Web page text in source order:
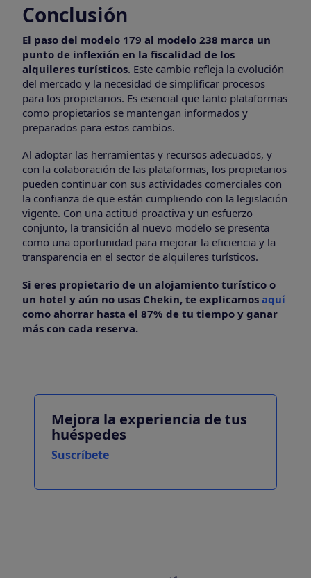
Conclusión
El paso del modelo 179 al modelo 238 marca un
punto de inflexión en la fiscalidad de los
alquileres turísticos. Este cambio refleja la evolución
del mercado y la necesidad de simplificar procesos
para los propietarios. Es esencial que tanto plataformas
como propietarios se mantengan informados y
preparados para estos cambios.
Al adoptar las herramientas y recursos adecuados, y
con la colaboración de las plataformas, los propietarios
pueden continuar con sus actividades comerciales con
la confianza de que están cumpliendo con la legislación
vigente. Con una actitud proactiva y un esfuerzo
conjunto, la transición al nuevo modelo se presenta
como una oportunidad para mejorar la eficiencia y la
transparencia en el sector de alquileres turísticos.
Si eres propietario de un alojamiento turístico o
un hotel y aún no usas Chekin, te explicamos aquí
como ahorrar hasta el 87% de tu tiempo y ganar
más con cada reserva.
Mejora la experiencia de tus
huéspedes
Suscríbete